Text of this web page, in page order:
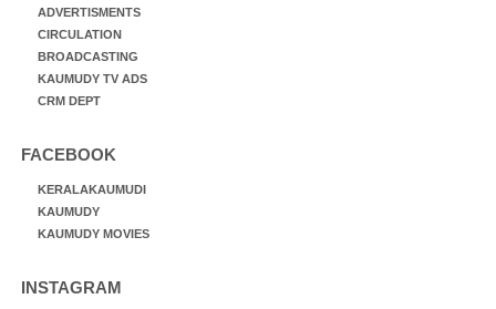
ADVERTISMENTS
CIRCULATION
BROADCASTING
KAUMUDY TV ADS
CRM DEPT
FACEBOOK
KERALAKAUMUDI
KAUMUDY
KAUMUDY MOVIES
INSTAGRAM